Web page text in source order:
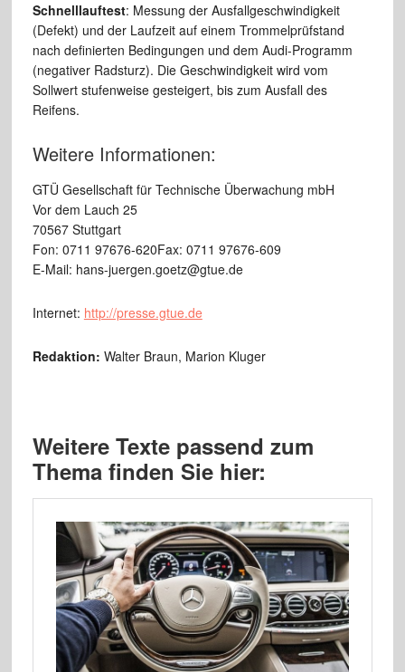
Schnelllauftest: Messung der Ausfallgeschwindigkeit
(Defekt) und der Laufzeit auf einem Trommelprüfstand
nach definierten Bedingungen und dem Audi-Programm
(negativer Radsturz). Die Geschwindigkeit wird vom
Sollwert stufenweise gesteigert, bis zum Ausfall des
Reifens.
Weitere Informationen:
GTÜ Gesellschaft für Technische Überwachung mbH
Vor dem Lauch 25
70567 Stuttgart
Fon: 0711 97676-620Fax: 0711 97676-609
E-Mail: hans-juergen.goetz@gtue.de
Internet: http://presse.gtue.de
Redaktion: Walter Braun, Marion Kluger
Weitere Texte passend zum
Thema finden Sie hier: